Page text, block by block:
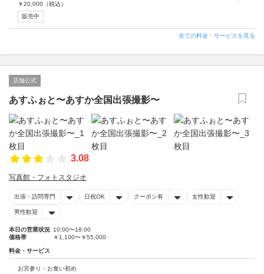
￥20,000 （税込）
販売中
全ての料金・サービスを見る
店舗公式
あすふぉと〜あすか全国出張撮影〜
3.08
写真館・フォトスタジオ
出張・訪問専門 日祝OK クーポン有 女性歓迎
男性歓迎
本日の営業状況 10:00〜18:00
価格帯
￥1,100〜￥55,000
料金・サービス
お宮参り・お食い初め